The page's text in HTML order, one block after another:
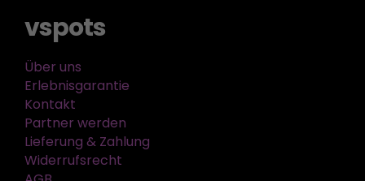
vspots
Über uns
Erlebnisgarantie
Kontakt
Partner werden
Lieferung & Zahlung
Widerrufsrecht